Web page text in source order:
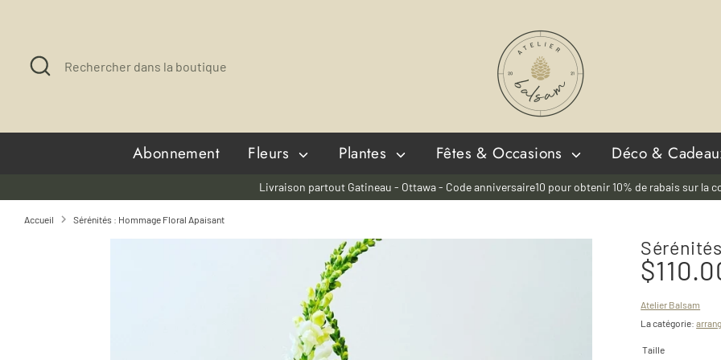
Recherche
Rechercher
dans
Abonnement Fleurs Plantes Fêtes & Occasions Déco &
Livraison partout Gatineau - Ottawa - Code anniversaire10 pour obtenir 10% de rabais sur la
Accueil Sérénités : Hommage Floral Apaisant
Atelier Balsam
La catégorie:
Taille